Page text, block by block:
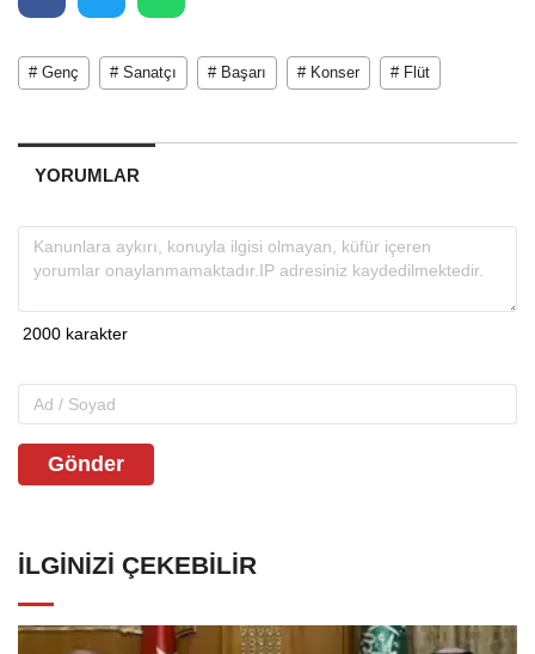
# Genç # Sanatçı # Başarı # Konser # Flüt
YORUMLAR
Gönder
İLGINIZI ÇEKEBILIR